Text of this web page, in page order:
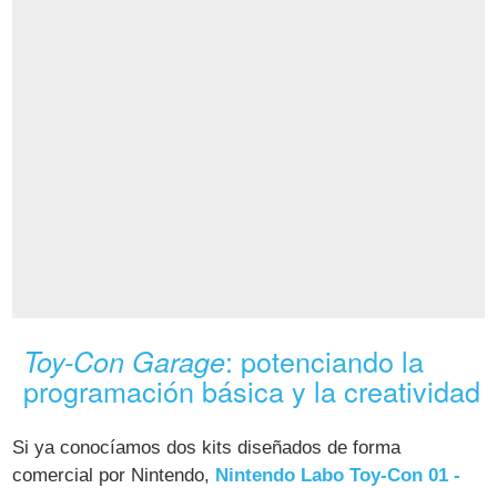
Toy-Con Garage: potenciando la
programación básica y la creatividad
Si ya conocíamos dos kits diseñados de forma
comercial por Nintendo, Nintendo Labo Toy-Con 01 -